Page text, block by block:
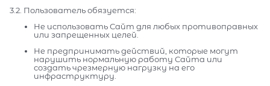
3.2. Пользователь обязуется:
Не использовать Сайт для любых противоправных
или запрещенных целей.
Не предпринимать действий, которые могут
нарушить нормальную работу Сайта или
создать чрезмерную нагрузку на его
инфраструктуру.